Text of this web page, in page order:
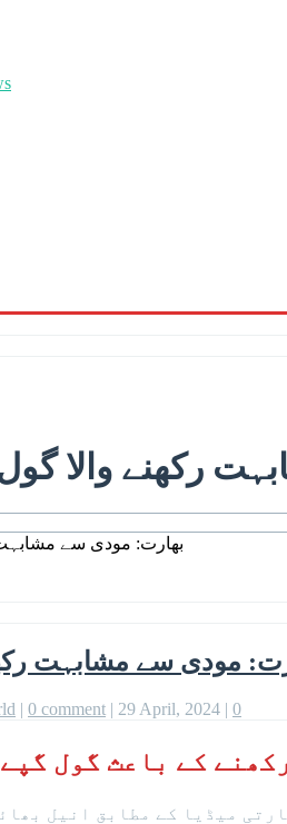
رکھنے والا
بھارت: مودی سے
مودی سے مشابہت
| 0 comment | 29 April, 2024 | 0
کے باعث گول
میڈیا کے مطابق انیل